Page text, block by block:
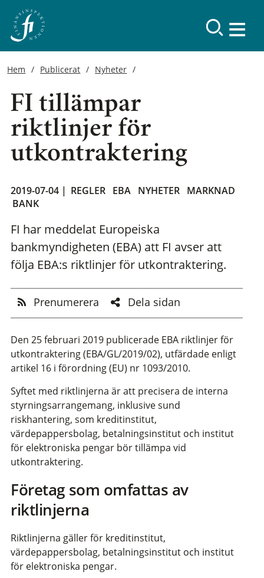
Hem Publicerat Nyheter
FI tillämpar
riktlinjer för
utkontraktering
2019-07-04 | REGLER EBA NYHETER MARKNAD
BANK
FI har meddelat Europeiska
bankmyndigheten (EBA) att FI avser att
följa EBA:s riktlinjer för utkontraktering.
Prenumerera Dela sidan
Den 25 februari 2019 publicerade EBA riktlinjer för
utkontraktering (EBA/GL/2019/02), utfärdade enligt
artikel 16 i förordning (EU) nr 1093/2010.
Syftet med riktlinjerna är att precisera de interna
styrningsarrangemang, inklusive sund
riskhantering, som kreditinstitut,
värdepappersbolag, betalningsinstitut och institut
för elektroniska pengar bör tillämpa vid
utkontraktering.
Företag som omfattas av
riktlinjerna
Riktlinjerna gäller för kreditinstitut,
värdepappersbolag, betalningsinstitut och institut
för elektroniska pengar.